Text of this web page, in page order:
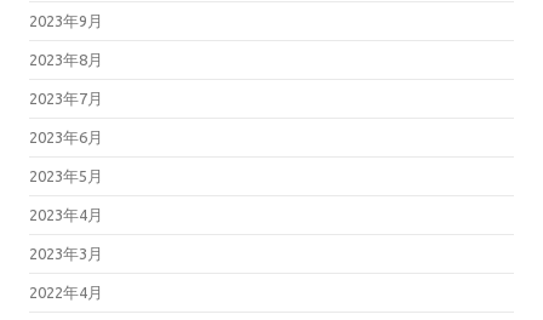
2023年9月
2023年8月
2023年7月
2023年6月
2023年5月
2023年4月
2023年3月
2022年4月